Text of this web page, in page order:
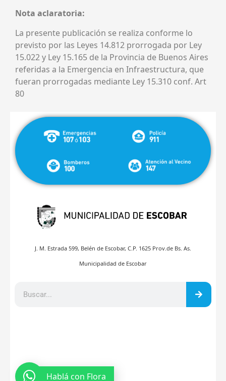
Nota aclaratoria:
La presente publicación se realiza conforme lo
previsto por las Leyes 14.812 prorrogada por Ley
15.022 y Ley 15.165 de la Provincia de Buenos Aires
referidas a la Emergencia en Infraestructura, que
fueran prorrogadas mediante Ley 15.310 conf. Art
80
J. M. Estrada 599, Belén de Escobar, C.P. 1625 Prov.de Bs. As.
Municipalidad de Escobar
Hablá con Flora